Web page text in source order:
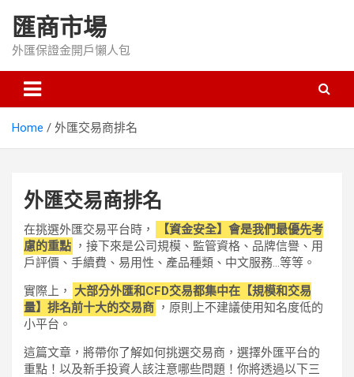
content
匯商市場
外匯保證金開戶懶人包
Home 外匯交易商排名
外匯交易商排名
在挑選外匯交易平台時，
【資金安全】會是我們最優先考
慮的重點 ，接下來是公司規模、監管資格、品牌信譽、用
戶評價、手續費、易用性、產品種類、中文服務…等等。
實際上，
大部分外匯和CFD交易都集中在【規模和交易
量】排名前十大的交易商 ，原則上不建議使用知名度低的
小平台。
這篇文章，將帶你了解如何挑選交易商，選擇外匯平台的
重點！以及新手投資人該注意哪些問題！你將透過以下三